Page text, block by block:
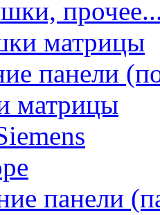
матрицы
панели
матрицы
панели